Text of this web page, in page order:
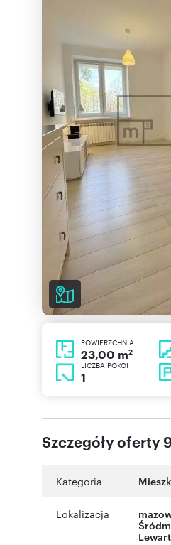
POWIERZCHNIA
23,00 m2
LICZBA POKOI
1
Szczegóły oferty
Kategoria
Lokalizacja